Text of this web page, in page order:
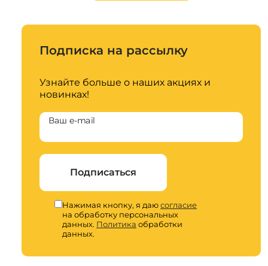
Подписка на рассылку
Узнайте больше о наших акциях и
новинках!
Ваш e-mail
Подписаться
Нажимая кнопку, я даюсогласие
на обработку персональных
данных. Политика обработки
данных.